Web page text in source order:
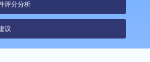
评分分析
议